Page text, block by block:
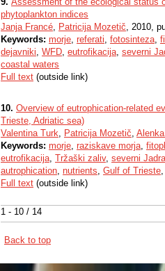
1 - 10 / 14
phytoplankton indices
Janja Francé, Patricija Mozetič, 2010,
Keywords: morje, referati, fotosinteza,
dejavniki, WFD, eutrofikacija, severni
coastal waters
Full text (outside link)
10. Overview of eutrophication-related
Trieste, Adriatic sea)
Valentina Turk, Patricija Mozetič,
Keywords: morje, raziskave morja,
eutrofikacija, Tržaški zaliv, severni
autrophication, nutrients, Gulf of Trieste,
Full text (outside link)
Back to top